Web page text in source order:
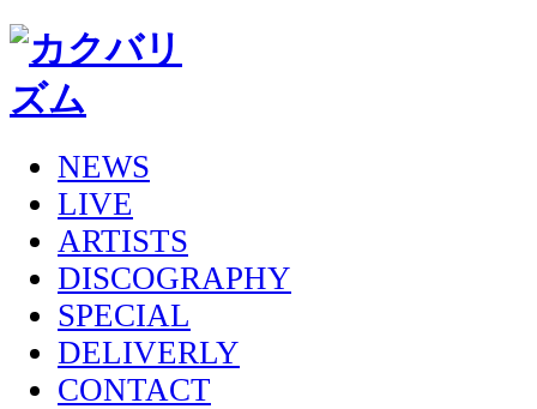
NEWS
LIVE
ARTISTS
DISCOGRAPHY
SPECIAL
DELIVERLY
CONTACT